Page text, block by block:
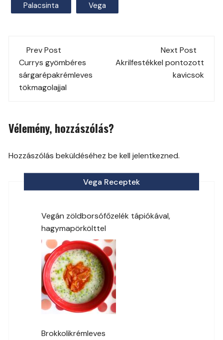
Palacsinta Vega
Post
navigation
Prev Post
Currys gyömbéres
sárgarépakrémleves
tökmagolajjal
Next Post
Akrilfestékkel pontozott
kavicsok
Vélemény, hozzászólás?
Hozzászólás beküldéséhez be kell jelentkezned.
Vega Receptek
Vegán zöldborsófőzelék tápiókával,
hagymapörkölttel
Brokkolikrémleves